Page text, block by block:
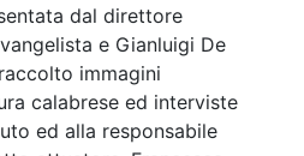
dal direttore
e Gianluigi De
immagini
calabrese ed interviste
ed alla responsabile